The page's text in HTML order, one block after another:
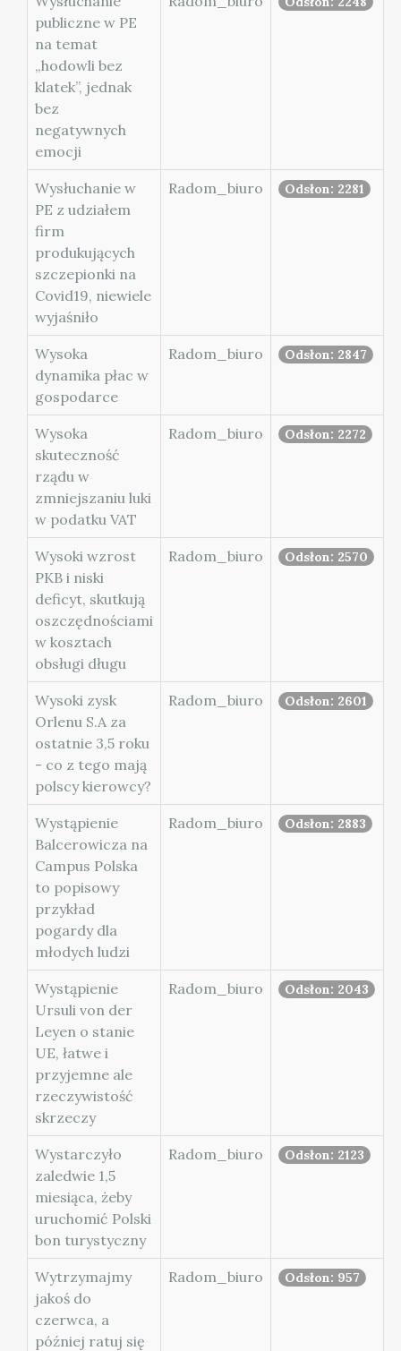
publiczne w PE
na temat
„hodowli bez
klatek”, jednak
bez
negatywnych
emocji
Wysłuchanie w
PE z udziałem
firm
produkujących
szczepionki na
Covid19, niewiele
wyjaśniło
Radom_biuro Odsłon: 2281
Wysoka
dynamika płac w
gospodarce
Radom_biuro Odsłon: 2847
Wysoka
skuteczność
rządu w
zmniejszaniu luki
w podatku VAT
Radom_biuro Odsłon: 2272
Wysoki wzrost
PKB i niski
deficyt, skutkują
oszczędnościami
w kosztach
obsługi długu
Radom_biuro Odsłon: 2570
Wysoki zysk
Orlenu S.A za
ostatnie 3,5 roku
- co z tego mają
polscy kierowcy?
Radom_biuro Odsłon: 2601
Wystąpienie
Balcerowicza na
Campus Polska
to popisowy
przykład
pogardy dla
młodych ludzi
Radom_biuro Odsłon: 2883
Wystąpienie
Ursuli von der
Leyen o stanie
UE, łatwe i
przyjemne ale
rzeczywistość
skrzeczy
Radom_biuro Odsłon: 2043
Wystarczyło
zaledwie 1,5
miesiąca, żeby
uruchomić Polski
bon turystyczny
Radom_biuro Odsłon: 2123
Wytrzymajmy
jakoś do
czerwca, a
później ratuj się
Radom_biuro Odsłon: 957